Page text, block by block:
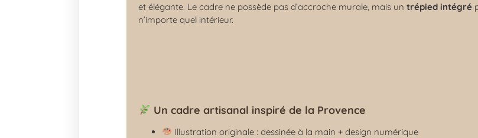
et élégante. Le cadre ne possède pas d’accroche murale, mais untrépied intégré
n’importe quel intérieur.
Un cadre artisanal inspiré de la Provence
Illustration originale : dessinée à la main + design numérique